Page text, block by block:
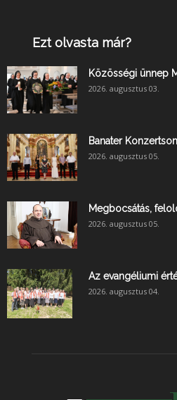
Ezt olvasta már?
Közösségi ünnep
2026. augusztus 03.
Banater
2026. augusztus 05.
Megbocsátás,
2026. augusztus 05.
Az evangéliumi
2026. augusztus 04.